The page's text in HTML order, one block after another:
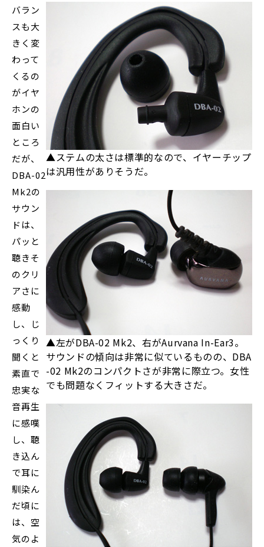
▲ステムの太さは標準的なので、イヤーチップ
は汎用性がありそうだ。
▲左がDBA-02 Mk2、右がAurvana In-Ear3。
サウンドの傾向は非常に似ているものの、DBA
-02 Mk2のコンパクトさが非常に際立つ。女性
でも問題なくフィットする大きさだ。
バラン
スも大
きく変
わって
くるの
がイヤ
ホンの
面白い
ところ
だが、
DBA-02
Mk2の
サウン
ドは、
パッと
聴きそ
のクリ
アさに
感動
し、じ
っくり
聞くと
素直で
忠実な
音再生
に感嘆
し、聴
き込ん
で耳に
馴染ん
だ頃に
は、空
気のよ